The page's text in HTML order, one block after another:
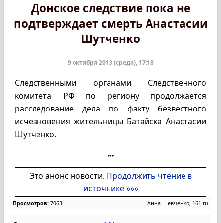
Донское следствие пока не
подтверждает смерть Анастасии
Шутченко
9 октября 2013 (среда), 17:18
Следственными органами Следственного
комитета РФ по региону продолжается
расследование дела по факту безвестного
исчезновения жительницы Батайска Анастасии
Шутченко.
Это анонс новости. Продолжить чтение в
источнике »»»
Просмотров: 7063 Анна Шевченко, 161.ru